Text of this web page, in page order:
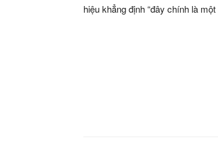
hiệu khẳng định “đây chính là một